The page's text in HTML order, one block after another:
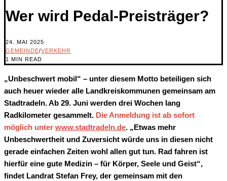
Wer wird Pedal-Preisträger?
24. MAI 2025
GEMEINDE/VERKEHR
1 MIN READ
„Unbeschwert mobil“ – unter diesem Motto beteiligen sich
auch heuer wieder alle Landkreiskommunen gemeinsam am
Stadtradeln. Ab 29. Juni werden drei Wochen lang
Radkilometer gesammelt. Die Anmeldung ist ab sofort
möglich unter www.stadtradeln.de. „Etwas mehr
Unbeschwertheit und Zuversicht würde uns in diesen nicht
gerade einfachen Zeiten wohl allen gut tun. Rad fahren ist
hierfür eine gute Medizin – für Körper, Seele und Geist“,
findet Landrat Stefan Frey, der gemeinsam mit den